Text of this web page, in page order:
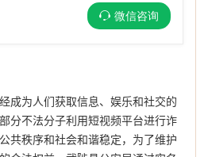
微信咨询
成为人们获取信息、娱乐和社交的
分不法分子利用短视频平台进行诈
共秩序和社会和谐稳定，为了维护